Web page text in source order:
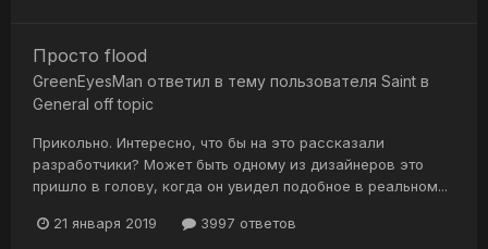
Просто flood
GreenEyesMan ответил в тему пользователя Saint в
General off topic
Прикольно. Интересно, что бы на это рассказали
разработчики? Может быть одному из дизайнеров это
пришло в голову, когда он увидел подобное в реальном...
21 января 2019 3997 ответов